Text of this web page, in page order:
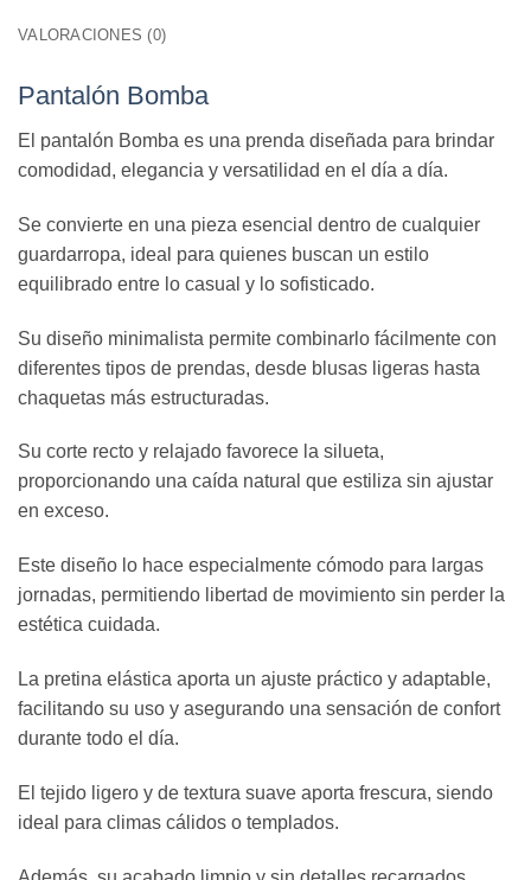
VALORACIONES (0)
Pantalón Bomba
El pantalón Bomba es una prenda diseñada para brindar
comodidad, elegancia y versatilidad en el día a día.
Se convierte en una pieza esencial dentro de cualquier
guardarropa, ideal para quienes buscan un estilo
equilibrado entre lo casual y lo sofisticado.
Su diseño minimalista permite combinarlo fácilmente con
diferentes tipos de prendas, desde blusas ligeras hasta
chaquetas más estructuradas.
Su corte recto y relajado favorece la silueta,
proporcionando una caída natural que estiliza sin ajustar
en exceso.
Este diseño lo hace especialmente cómodo para largas
jornadas, permitiendo libertad de movimiento sin perder la
estética cuidada.
La pretina elástica aporta un ajuste práctico y adaptable,
facilitando su uso y asegurando una sensación de confort
durante todo el día.
El tejido ligero y de textura suave aporta frescura, siendo
ideal para climas cálidos o templados.